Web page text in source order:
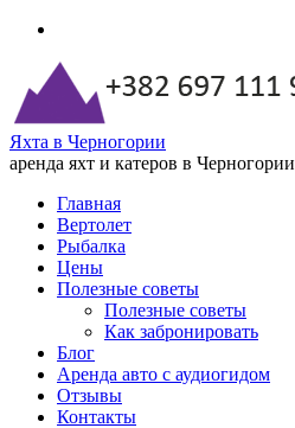
Яхта в Черногории
аренда яхт и катеров в Черногории
Главная
Вертолет
Рыбалка
Цены
Полезные советы
Полезные советы
Как забронировать
Блог
Аренда авто с аудиогидом
Отзывы
Контакты